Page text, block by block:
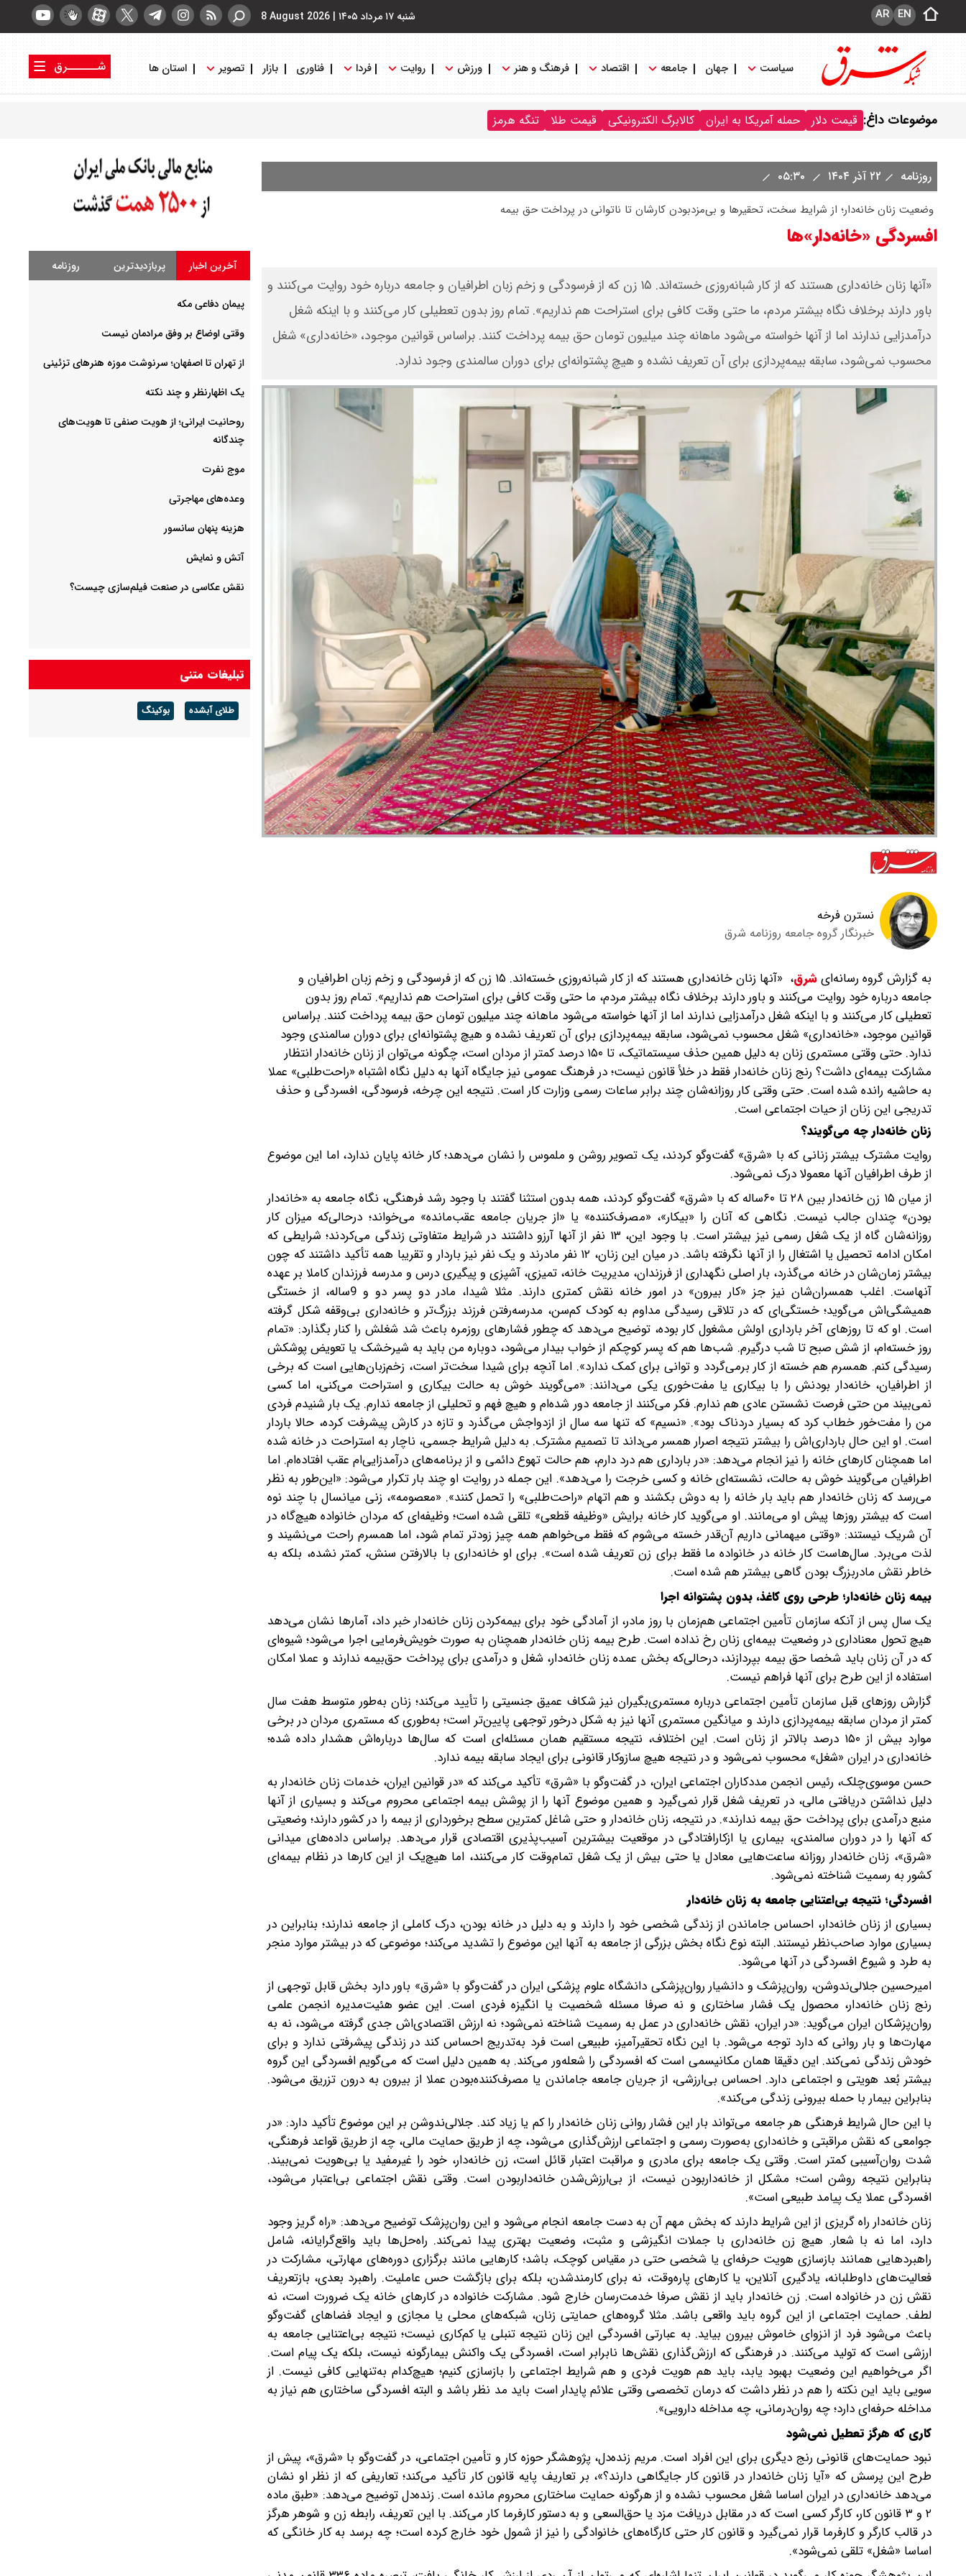
شنبه ۱۷ مرداد ۱۴۰۵ |
8 August 2026 EN
AR
سیاست جهان جامعه اقتصاد فرهنگ و هنر ورزش روایت فردا فناوری بازار تصویر استان ها
شــــــرق
موضوعات داغ: قیمت دلار حمله آمریکا به ایران کالابرگ الکترونیکی قیمت طلا تنگه هرمز
روزنامه ۲۲ آذر ۱۴۰۴
‌ وضعیت زنان خانه‌دار؛ از شرایط سخت، تحقیرها و بی‌مزدبودن کارشان تا ناتوانی در پرداخت حق بیمه
افسردگی «خانه‌دار»ها
«آنها زنان خانه‌داری‌ هستند که از کار شبانه‌روزی خسته‌اند. ۱۵ زن که از فرسودگی و زخم زبان اطرافیان و جامعه درباره خود روایت می‌کنند و
باور دارند برخلاف نگاه بیشتر مردم، ما حتی وقت کافی برای استراحت هم نداریم». تمام روز بدون تعطیلی کار می‌کنند و با اینکه شغل
درآمدزایی ندارند اما از آنها خواسته می‌شود ماهانه چند میلیون تومان حق بیمه پرداخت کنند. براساس قوانین موجود، «خانه‌داری» شغل
محسوب نمی‌شود، سابقه بیمه‌پردازی برای آن تعریف نشده و هیچ پشتوانه‌ای برای دوران سالمندی وجود ندارد.
نسترن فرخه
خبرنگار گروه جامعه روزنامه شرق
به گزارش گروه رسانه‌ایشرق،
«آنها زنان خانه‌داری‌ هستند که از کار شبانه‌روزی خسته‌اند. ۱۵ زن که از فرسودگی و زخم زبان اطرافیان و
جامعه درباره خود روایت می‌کنند و باور دارند برخلاف نگاه بیشتر مردم، ما حتی وقت کافی برای استراحت هم نداریم». تمام روز بدون
تعطیلی کار می‌کنند و با اینکه شغل درآمدزایی ندارند اما از آنها خواسته می‌شود ماهانه چند میلیون تومان حق بیمه پرداخت کنند. براساس
قوانین موجود، «خانه‌داری» شغل محسوب نمی‌شود، سابقه بیمه‌پردازی برای آن تعریف نشده و هیچ پشتوانه‌ای برای دوران سالمندی وجود
ندارد. حتی وقتی مستمری زنان به‌ دلیل همین حذف سیستماتیک، تا ۱۵۰ درصد کمتر از مردان است، چگونه می‌توان از زنان خانه‌دار انتظار
مشارکت بیمه‌ای داشت؟ رنج زنان خانه‌دار فقط در خلأ قانون نیست؛ در فرهنگ عمومی نیز جایگاه آنها به‌ دلیل نگاه اشتباه «راحت‌طلبی» عملا
به حاشیه رانده شده است. حتی وقتی کار روزانه‌شان چند برابر ساعات رسمی وزارت کار است. نتیجه این چرخه، فرسودگی، افسردگی و حذف
تدریجی این زنان از حیات اجتماعی است.
زنان خانه‌دار چه می‌گویند؟
روایت مشترک بیشتر زنانی که با «شرق» گفت‌وگو کردند، یک تصویر روشن و ملموس را نشان می‌دهد؛ کار خانه پایان ندارد، اما این موضوع
از طرف اطرافیان آنها معمولا درک نمی‌شود.
از میان ۱۵ زن خانه‌دار بین ۲۸ تا ۶۰ساله که با «شرق» گفت‌وگو کردند، همه بدون استثنا گفتند با وجود رشد فرهنگی، نگاه جامعه به «خانه‌دار
بودن» چندان جالب نیست. نگاهی که آنان را «بیکار»، «مصرف‌کننده» یا «از جریان جامعه عقب‌مانده» می‌خواند؛ درحالی‌که میزان کار
روزانه‌شان گاه از یک شغل رسمی نیز بیشتر است. با وجود این، ۱۳ نفر از آنها آرزو داشتند ‌در شرایط متفاوتی زندگی می‌کردند؛ شرایطی که
امکان ادامه‌ تحصیل یا اشتغال را از آنها نگرفته باشد. در میان این زنان، ۱۲ نفر مادرند و یک نفر نیز باردار و تقریبا همه تأکید داشتند که چون
بیشتر زمان‌شان در خانه می‌گذرد، بار اصلی نگهداری از فرزندان، مدیریت خانه، تمیزی، آشپزی و پیگیری درس و مدرسه فرزندان کاملا بر عهده
آنهاست. اغلب همسران‌شان نیز جز «کار بیرون» در امور خانه نقش کمتری دارند. مثلا شیدا، مادر دو پسر دو و 9ساله، از خستگی
همیشگی‌اش می‌گوید؛ خستگی‌ای که در تلاقی رسیدگی مداوم به کودک کم‌سن، مدرسه‌رفتن فرزند بزرگ‌تر و خانه‌داری بی‌وقفه شکل گرفته
است. او که تا روزهای آخر بارداری اولش مشغول کار بوده، توضیح می‌دهد که چطور فشارهای روزمره باعث شد شغلش را کنار بگذارد: «تمام
روز خسته‌ام، از شش صبح تا شب درگیرم. شب‌ها هم که پسر کوچکم از خواب بیدار می‌شود، دوباره من باید به شیرخشک یا تعویض پوشکش
رسیدگی کنم. همسرم هم خسته از کار برمی‌گردد و توانی برای کمک ندارد». اما آنچه برای شیدا سخت‌تر است، زخم‌زبان‌هایی‌ است که برخی
از اطرافیان، خانه‌دار بودنش را با بیکاری یا مفت‌خوری یکی می‌دانند: «می‌گویند خوش به حالت بیکاری و استراحت می‌کنی، اما کسی
نمی‌بیند من حتی فرصت نشستن عادی هم ندارم. فکر می‌کنند از جامعه دور شده‌ام و هیچ فهم و تحلیلی از جامعه ندارم. یک بار شنیدم فردی
من را مفت‌خور خطاب کرد که بسیار دردناک بود». «نسیم» که تنها سه سال از ازدواجش می‌گذرد و تازه در کارش پیشرفت کرده، حالا باردار
است. او این حال بارداری‌اش را بیشتر نتیجه اصرار همسر می‌داند تا تصمیم مشترک. به‌ دلیل شرایط جسمی، ناچار به استراحت در خانه شده
اما همچنان کارهای خانه را نیز انجام می‌دهد: «در بارداری هم درد دارم، هم حالت تهوع دائمی و از برنامه‌های درآمدزایی‌ام عقب افتاده‌ام. اما
اطرافیان می‌گویند خوش‌ به‌ حالت، نشسته‌ای خانه و کسی خرجت را می‌دهد». این جمله در روایت او چند بار تکرار می‌شود: «این‌طور به‌ نظر
می‌رسد که زنان خانه‌دار هم باید بار خانه را به دوش بکشند و هم اتهام «راحت‌طلبی» را تحمل کنند». «معصومه»، زنی میانسال با چند نوه
است که بیشتر روزها پیش او می‌مانند. او می‌گوید کار خانه برایش «وظیفه قطعی» تلقی شده است؛ وظیفه‌ای که مردان خانواده هیچ‌گاه در
آن شریک نیستند: «وقتی میهمانی داریم آن‌قدر خسته می‌شوم که فقط می‌خواهم همه چیز زودتر تمام شود، اما همسرم راحت می‌نشیند و
لذت می‌برد. سال‌هاست کار خانه در خانواده ما فقط برای زن تعریف شده است». برای او خانه‌داری با بالارفتن سنش، کمتر نشده، بلکه به‌
خاطر نقش مادربزرگ‌ بودن گاهی بیشتر هم شده است.
بیمه زنان خانه‌دار؛ طرحی روی کاغذ، بدون پشتوانه اجرا
یک سال پس از آنکه سازمان تأمین‌ اجتماعی هم‌زمان با روز مادر، از آمادگی خود برای بیمه‌کردن زنان خانه‌دار خبر داد، آمارها نشان می‌دهد
هیچ تحول معناداری در وضعیت بیمه‌ای زنان رخ نداده است. طرح بیمه زنان خانه‌دار همچنان به‌ صورت خویش‌فرمایی اجرا می‌شود؛ شیوه‌ای
که در آن زنان باید شخصا حق بیمه بپردازند، در‌حالی‌که بخش عمده زنان خانه‌دار، شغل و درآمدی برای پرداخت حق‌بیمه ندارند و عملا امکان
استفاده از این طرح برای آنها فراهم نیست.
گزارش روزهای قبل سازمان تأمین‌ اجتماعی درباره مستمری‌بگیران نیز شکاف عمیق جنسیتی را تأیید می‌کند؛ زنان به‌‌طور متوسط هفت سال
کمتر از مردان سابقه بیمه‌پردازی دارند و میانگین مستمری آنها نیز به شکل درخور توجهی پایین‌تر است؛ به‌طوری‌ که مستمری مردان در برخی
موارد بیش از ۱۵۰ درصد بالاتر از زنان است. این اختلاف، نتیجه مستقیم همان مسئله‌ای است که سال‌ها درباره‌اش هشدار داده شده؛
خانه‌داری در ایران «شغل» محسوب نمی‌شود و در نتیجه هیچ سازوکار قانونی برای ایجاد سابقه بیمه ندارد.
حسن موسوی‌چلک، رئیس انجمن مددکاران اجتماعی ایران، در گفت‌وگو با «شرق» تأکید می‌کند که «در قوانین ایران، خدمات زنان خانه‌دار به‌
دلیل نداشتن دریافتی مالی، در تعریف شغل قرار نمی‌گیرد و همین موضوع آنها را از پوشش بیمه اجتماعی محروم می‌کند و بسیاری از آنها
منبع درآمدی برای پرداخت حق‌ بیمه ندارند». در نتیجه، زنان خانه‌دار و حتی شاغل کمترین سطح برخورداری از بیمه را در کشور دارند؛ وضعیتی
که آنها را در دوران سالمندی، بیماری یا ازکارافتادگی در موقعیت بیشترین آسیب‌پذیری اقتصادی قرار می‌دهد. بر‌اساس داده‌های میدانی
«شرق»، زنان خانه‌دار روزانه ساعت‌هایی معادل یا حتی بیش از یک شغل تمام‌وقت کار می‌کنند، اما هیچ‌یک از این کارها در نظام بیمه‌ای
کشور به رسمیت شناخته نمی‌شود.
افسردگی؛ نتیجه بی‌اعتنایی جامعه به زنان خانه‌دار
بسیاری از زنان خانه‌دار، احساس جاماندن از زندگی شخصی خود را دارند و به‌ دلیل در‌ خانه‌ بودن، درک کاملی از جامعه ندارند؛ بنابراین در
بسیاری موارد صاحب‌نظر نیستند. البته نوع نگاه بخش بزرگی از جامعه به آنها این موضوع را تشدید می‌کند؛ موضوعی که در بیشتر موارد منجر
به طرد و شیوع افسردگی در آنها می‌شود.
امیرحسین جلالی‌ندوشن، روان‌پزشک و دانشیار روان‌پزشکی دانشگاه علوم پزشکی ایران در گفت‌وگو با «شرق» باور دارد بخش قابل ‌توجهی از
رنج زنان خانه‌دار، محصول یک فشار ساختاری و نه صرفا مسئله شخصیت یا انگیزه فردی است. این عضو هئیت‌مدیره انجمن علمی
روان‌پزشکان ایران می‌گوید: «در ایران، نقش خانه‌داری در عمل به رسمیت شناخته نمی‌شود؛ نه ارزش اقتصادی‌اش جدی گرفته می‌شود، نه به
مهارت‌ها و بار روانی‌ که دارد‌ توجه می‌شود. با این نگاه تحقیرآمیز، طبیعی است فرد به‌تدریج احساس کند در زندگی پیشرفتی ندارد و برای
خودش زندگی نمی‌کند. این دقیقا همان مکانیسمی است که افسردگی را شعله‌ور می‌کند. به همین دلیل است که می‌گویم افسردگی این گروه
بیشتر بُعد هویتی و اجتماعی دارد. احساس بی‌ارزشی، از جریان جامعه جاماندن یا مصرف‌کننده‌بودن عملا از بیرون به درون تزریق می‌شود.
بنابراین بیمار با حمله بیرونی زندگی می‌کند».
با این حال شرایط فرهنگی هر جامعه می‌تواند بار این فشار روانی زنان خانه‌دار را کم یا زیاد کند. جلالی‌ندوشن بر این موضوع تأکید دارد: «در
جوامعی که نقش مراقبتی و خانه‌داری به‌صورت رسمی و اجتماعی ارزش‌گذاری می‌شود، چه از طریق حمایت مالی، چه از طریق قواعد فرهنگی،
شدت روان‌آسیبی کمتر است. وقتی یک جامعه برای مادری و مراقبت اعتبار قائل است، زن خانه‌دار، خود را غیرمفید یا بی‌هویت نمی‌بیند.
بنابراین نتیجه روشن است؛ مشکل از خانه‌داربودن نیست، از بی‌ارزش‌شدن خانه‌داربودن است. وقتی نقش اجتماعی بی‌اعتبار می‌شود،
افسردگی عملا یک پیامد طبیعی است».
زنان خانه‌دار راه گریزی از این شرایط دارند که بخش مهم آن به دست جامعه انجام می‌شود و این روان‌‌پزشک توضیح می‌دهد: «راه گریز وجود
دارد، اما نه با شعار. هیچ زن خانه‌داری با جملات انگیزشی و مثبت، وضعیت بهتری پیدا نمی‌کند. راه‌حل‌ها باید واقع‌گرایانه، شامل
راهبردهایی همانند بازسازی هویت حرفه‌ای یا شخصی حتی در مقیاس کوچک، باشد؛ کارهایی مانند برگزاری دوره‌های مهارتی، مشارکت در
فعالیت‌های داوطلبانه، یادگیری آنلاین، یا کارهای پاره‌وقت، نه برای کارمندشدن، بلکه برای بازگشت حس عاملیت. راهبرد بعدی، بازتعریف
نقش زن در خانواده است. زن خانه‌دار باید از نقش صرفا خدمت‌رسان خارج شود. مشارکت خانواده در کارهای‌ خانه یک ضرورت است، نه
لطف. حمایت اجتماعی از این گروه باید واقعی باشد. مثلا گروه‌های حمایتی زنان، شبکه‌های محلی یا مجازی و ایجاد فضاهای گفت‌وگو
باعث می‌شود فرد از انزوای خاموش بیرون بیاید. به عبارتی افسردگی این زنان نتیجه تنبلی یا کم‌کاری نیست؛ نتیجه بی‌اعتنایی جامعه به
ارزشی است که تولید می‌کنند. در فرهنگی که ارزش‌گذاری نقش‌ها نابرابر است، افسردگی یک واکنش بیمارگونه نیست، بلکه یک پیام است.
اگر می‌خواهیم این وضعیت بهبود یابد، باید هم هویت فردی و هم شرایط اجتماعی را بازسازی کنیم؛ هیچ‌کدام به‌تنهایی کافی نیست. از
سویی باید این نکته را هم در نظر داشت که درمان تخصصی وقتی علائم پایدار است باید مد نظر باشد و البته افسردگی ساختاری هم نیاز به
مداخله حرفه‌ای دارد؛ چه روان‌درمانی، چه مداخله دارویی».
کاری که هرگز تعطیل نمی‌شود
نبود حمایت‌های قانونی رنج دیگری برای این افراد است. مریم زنده‌دل، پژوهشگر حوزه کار و تأمین اجتماعی، در گفت‌وگو با «شرق»، پیش از
طرح این پرسش که «آیا زنان خانه‌دار در قانون کار جایگاهی دارند؟»، بر تعاریف پایه قانون کار تأکید می‌کند؛ تعاریفی که از نظر او نشان
می‌دهد خانه‌داری در ایران اساسا شغل محسوب نشده و از هرگونه حمایت ساختاری محروم مانده است. زنده‌دل توضیح می‌دهد: «طبق ماده
۲ و ۳ قانون کار، کارگر کسی است که در مقابل دریافت مزد یا حق‌السعی و به دستور کارفرما کار می‌کند. با این تعریف، رابطه زن و شوهر هرگز
در قالب کارگر و کارفرما قرار نمی‌گیرد و قانون کار حتی کارگاه‌های خانوادگی را نیز از شمول خود خارج کرده است؛ چه برسد به کار خانگی که
اساسا «شغل» تلقی نمی‌شود».
آخرین اخبار پربازدیدترین روزنامه
پیمان دفاعی مکه
وقتی اوضاع بر وفق مرادمان نیست
از تهران تا اصفهان؛ سرنوشت موزه هنرهای تزئینی
یک اظهارنظر و چند نکته
روحانیت ایرانی؛ از هویت صنفی تا هویت‌های
چندگانه
موج نفرت
وعده‌های مهاجرتی
هزینه پنهان سانسور
آتش و نمایش
تبلیغات متنی
طلای آبشده بوکینگ